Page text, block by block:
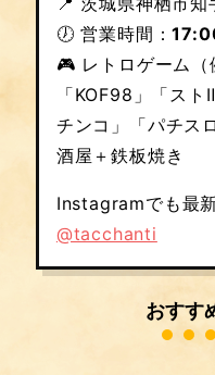
🕖 営業時間：
🎮 レトロゲーム（
「KOF98」「ス
チンコ」「パチス
酒屋＋鉄板焼き
Instagramでも最
@tacchanti
おすす